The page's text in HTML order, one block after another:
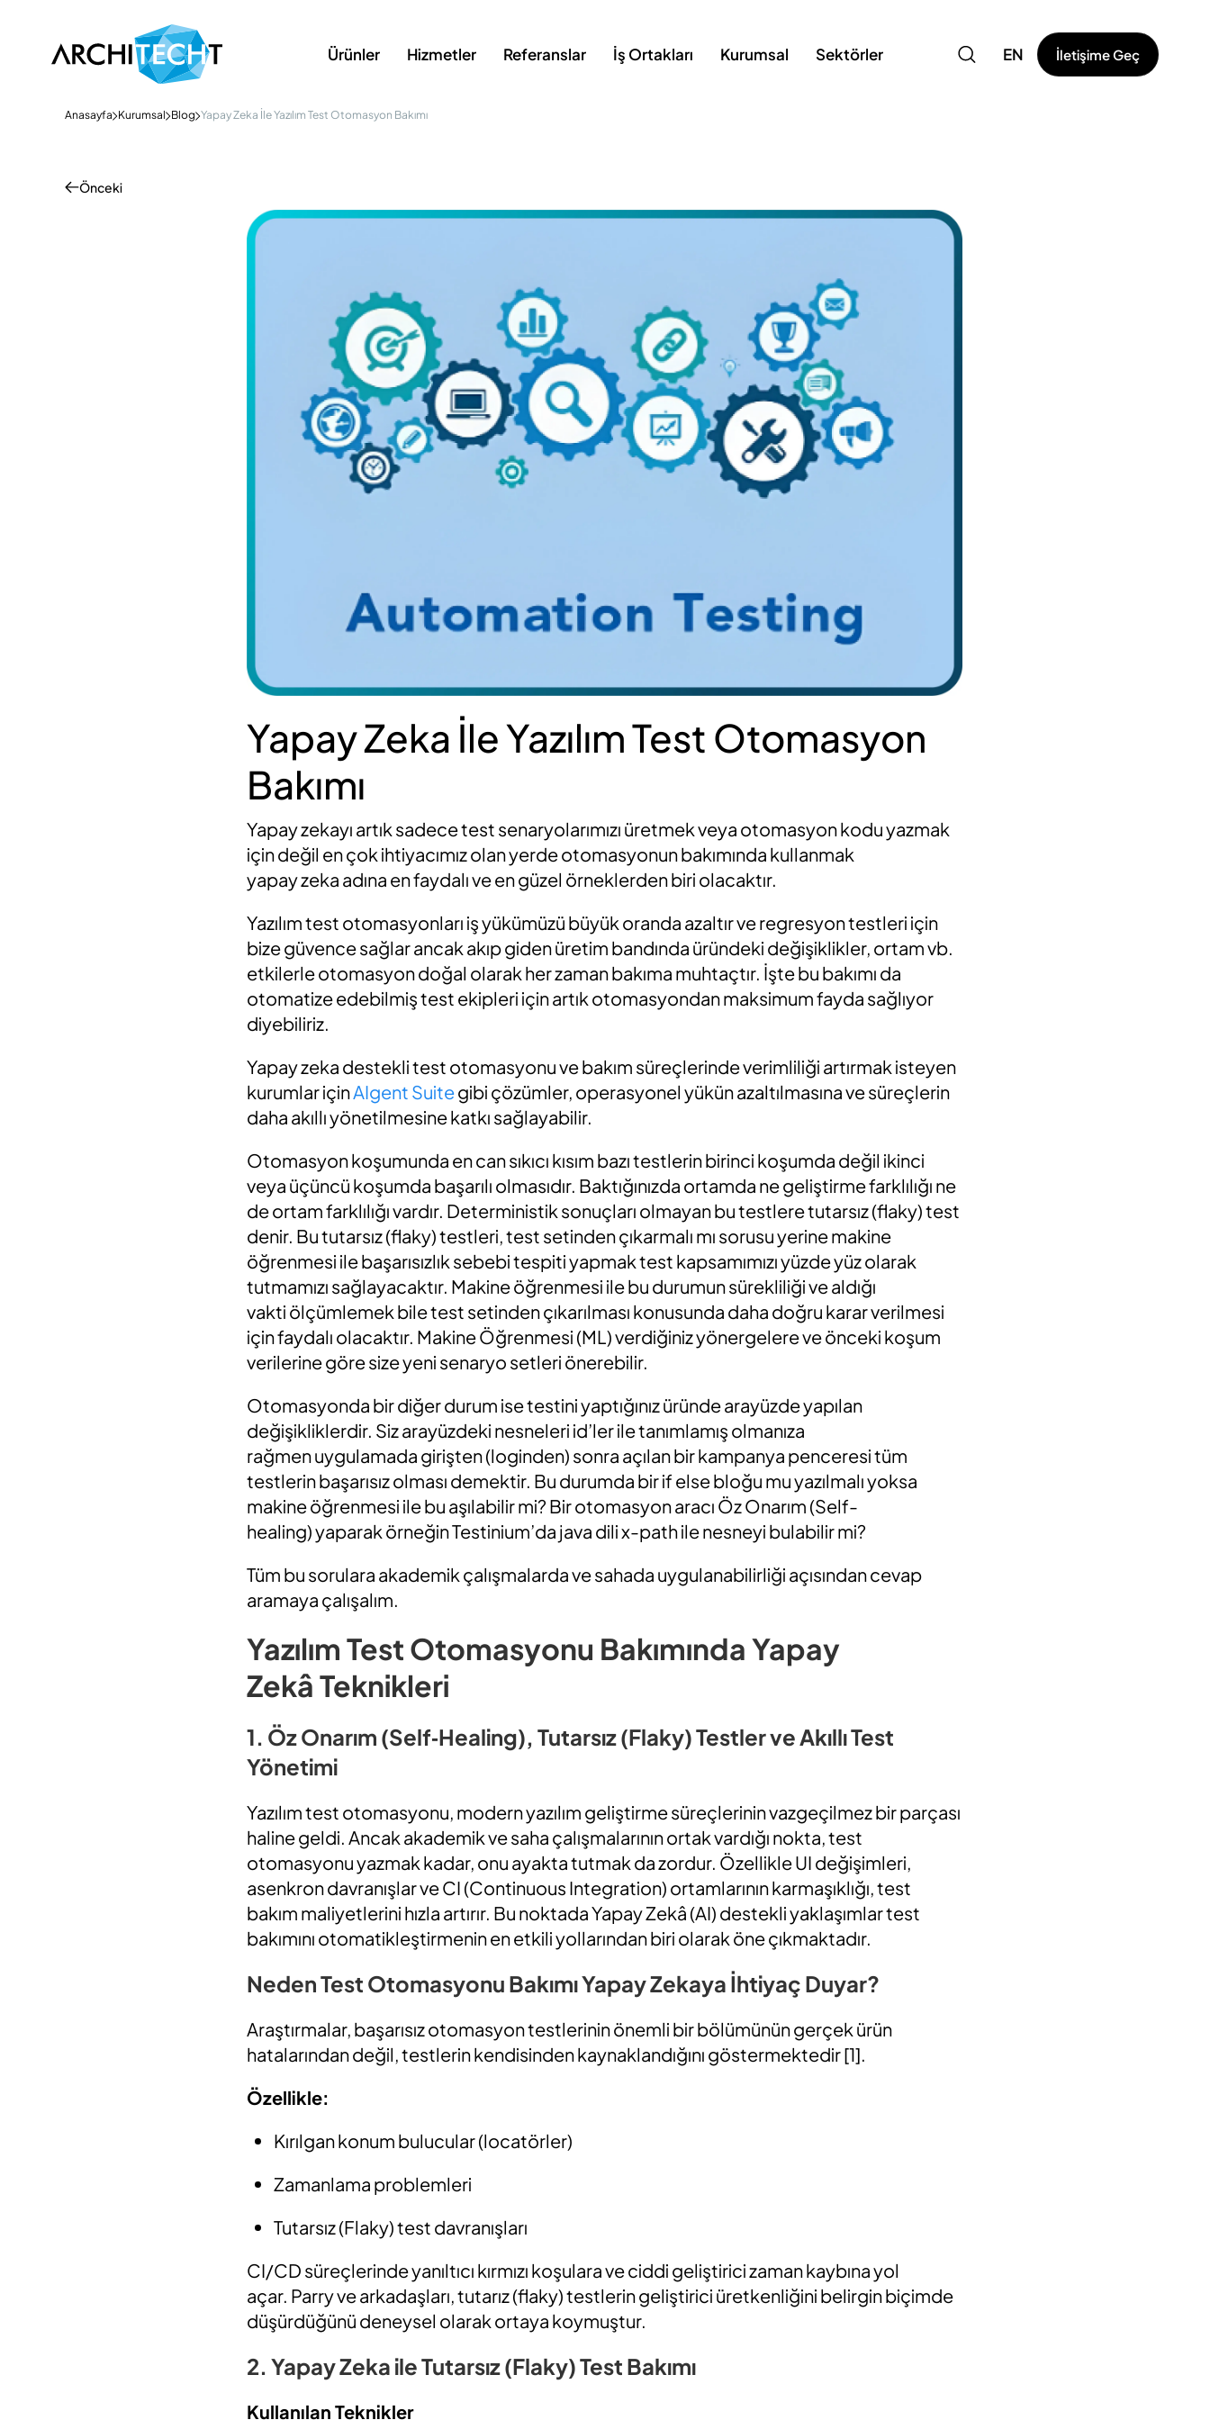
Ürünler Hizmetler Referanslar İş Ortakları Kurumsal Sektörler EN İletişime Geç
Anasayfa Kurumsal Blog Yapay Zeka İle Yazılım Test Otomasyon Bakımı
Önceki
Yapay Zeka İle Yazılım Test Otomasyon
Bakımı
Yapay zekayı artık sadece test senaryolarımızı üretmek veya otomasyon kodu yazmak
için değil en çok ihtiyacımız olan yerde otomasyonun bakımında kullanmak
yapayzeka adına en faydalı ve en güzel örneklerden biri olacaktır.
Yazılım test otomasyonları iş yükümüzü büyük oranda azaltır ve regresyon testleri için
bize güvence sağlar ancak akıp giden üretim bandında üründeki değişiklikler, ortam vb.
etkilerleotomasyondoğal olarak her zaman bakıma muhtaçtır. İştebu bakımı da
otomatize edebilmiş test ekipleri içinartık otomasyondan maksimum fayda sağlıyor
diyebiliriz.
Yapay zeka destekli test otomasyonu ve bakım süreçlerinde verimliliği artırmak isteyen
kurumlar içinAIgent Suitegibi çözümler, operasyonel yükün azaltılmasına ve süreçlerin
daha akıllı yönetilmesine katkı sağlayabilir.
Otomasyon koşumunda en can sıkıcı kısım bazı testlerin birinci koşumda değil ikinci
veya üçüncü koşumda başarılı olmasıdır. Baktığınızda ortamda ne geliştirme farklılığı ne
de ortam farklılığı vardır. Deterministik sonuçları olmayan bu testleretutarsız (flaky)test
denir. Bututarsız (flaky)testleri, test setinden çıkarmalı mı sorusu yerine makine
öğrenmesi ile başarısızlık sebebi tespiti yapmak test kapsamımızı yüzde yüz olarak
tutmamızı sağlayacaktır. Makine öğrenmesi ile bu durumun sürekliliği ve aldığı
vakti ölçümlemek bile test setinden çıkarılması konusunda daha doğru karar verilmesi
için faydalı olacaktır. Makine Öğrenmesi (ML)verdiğiniz yönergelere ve önceki koşum
verilerine göre size yeni senaryo setleri önerebilir.
Otomasyonda bir diğer durum ise testini yaptığınız üründe arayüzde yapılan
değişikliklerdir. Sizarayüzdeki nesneleri id’lerile tanımlamış olmanıza
rağmenuygulamada girişten (loginden) sonra açılanbir kampanya penceresi tüm
testlerin başarısız olması demektir. Bu durumda birifelse bloğu mu yazılmalı yoksa
makine öğrenmesi ile bu aşılabilir mi? Bir otomasyon aracı ÖzOnarım (Self-
healing)yaparak örneğinTestinium’da java dilix-pathile nesneyi bulabilir mi?
Tüm bu sorulara akademik çalışmalarda vesahada uygulanabilirliği açısından cevap
aramaya çalışalım.
Yazılım Test Otomasyonu Bakımında Yapay
Zekâ Teknikleri
1. Öz Onarım (Self‑Healing), Tutarsız (Flaky) Testler ve Akıllı Test
Yönetimi
Yazılım test otomasyonu, modern yazılım geliştirme süreçlerinin vazgeçilmez bir parçası
haline geldi. Ancak akademik ve saha çalışmalarının ortak vardığı nokta, test
otomasyonu yazmak kadar, onu ayakta tutmak da zordur. Özellikle UI değişimleri,
asenkron davranışlar ve CI (Continuous Integration) ortamlarının karmaşıklığı, test
bakım maliyetlerini hızla artırır. Bu noktada Yapay Zekâ (AI) destekli yaklaşımlar test
bakımını otomatikleştirmenin en etkili yollarından biri olarak öne çıkmaktadır.
Neden Test Otomasyonu Bakımı Yapay Zekaya İhtiyaç Duyar?
Araştırmalar, başarısız otomasyon testlerinin önemli bir bölümünün gerçek ürün
hatalarından değil, testlerin kendisinden kaynaklandığını göstermektedir[1].
Özellikle:
Kırılgankonum bulucular(locatörler)
Zamanlama problemleri
Tutarsız (Flaky)test davranışları
CI/CD süreçlerinde yanıltıcı kırmızı koşulara ve ciddi geliştirici zaman kaybına yol
açar. Parryve arkadaşları,tutarız (flaky)testlerin geliştirici üretkenliğini belirgin biçimde
düşürdüğünü deneysel olarak ortaya koymuştur.
2. Yapay Zeka ile Tutarsız (Flaky) Test Bakımı
Kullanılan Teknikler